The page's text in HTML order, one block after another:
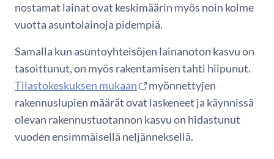
nostamat lainat ovat keskimäärin myös noin kolme
vuotta asuntolainoja pidempiä.
Samalla kun asuntoyhteisöjen lainanoton kasvu on
tasoittunut, on myös rakentamisen tahti hiipunut.
Tilastokeskuksen mukaan
myönnettyjen
rakennuslupien määrät ovat laskeneet ja käynnissä
olevan rakennustuotannon kasvu on hidastunut
vuoden ensimmäisellä neljänneksellä.